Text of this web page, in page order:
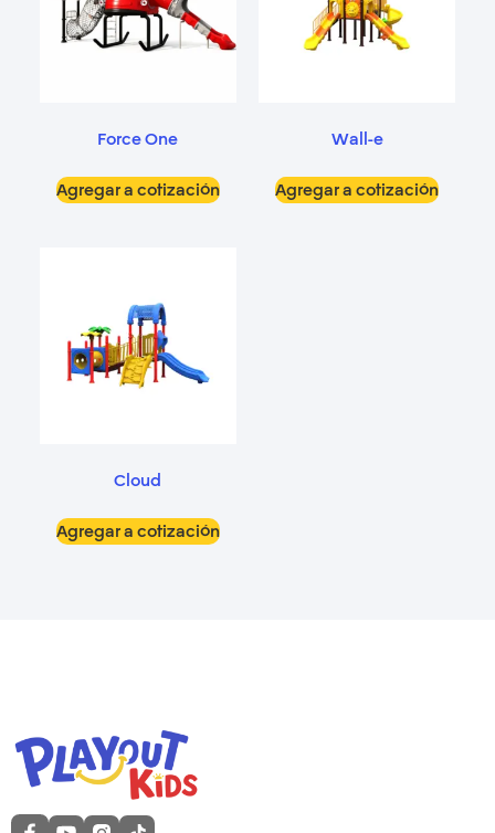
Force One
Agregar a cotización
Wall-e
Agregar a cotización
Cloud
Agregar a cotización